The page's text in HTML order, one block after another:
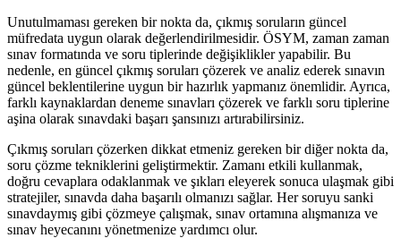
Unutulmaması gereken bir nokta da, çıkmış soruların güncel
müfredata uygun olarak değerlendirilmesidir. ÖSYM, zaman zaman
sınav formatında ve soru tiplerinde değişiklikler yapabilir. Bu
nedenle, en güncel çıkmış soruları çözerek ve analiz ederek sınavın
güncel beklentilerine uygun bir hazırlık yapmanız önemlidir. Ayrıca,
farklı kaynaklardan deneme sınavları çözerek ve farklı soru tiplerine
aşina olarak sınavdaki başarı şansınızı artırabilirsiniz.
Çıkmış soruları çözerken dikkat etmeniz gereken bir diğer nokta da,
soru çözme tekniklerini geliştirmektir. Zamanı etkili kullanmak,
doğru cevaplara odaklanmak ve şıkları eleyerek sonuca ulaşmak gibi
stratejiler, sınavda daha başarılı olmanızı sağlar. Her soruyu sanki
sınavdaymış gibi çözmeye çalışmak, sınav ortamına alışmanıza ve
sınav heyecanını yönetmenize yardımcı olur.